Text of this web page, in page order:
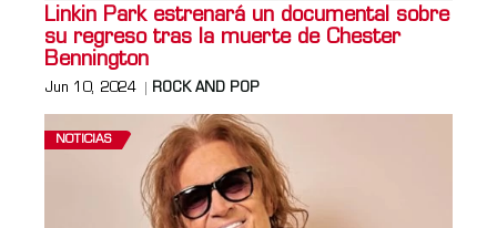
Linkin Park estrenará un documental sobre
su regreso tras la muerte de Chester
Bennington
Jun 10, 2024 ROCK AND POP
NOTICIAS